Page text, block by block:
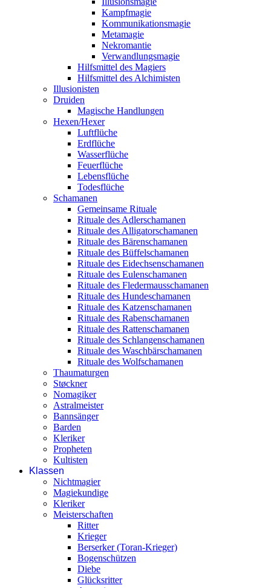
Kampfmagie
Kommunikationsmagie
Metamagie
Nekromantie
Verwandlungsmagie
Hilfsmittel des Magiers
Hilfsmittel des Alchimisten
Illusionisten
Druiden
Magische Handlungen
Hexen/Hexer
Luftflüche
Erdflüche
Wasserflüche
Feuerflüche
Lebensflüche
Todesflüche
Schamanen
Gemeinsame Rituale
Rituale des Adlerschamanen
Rituale des Alligatorschamanen
Rituale des Bärenschamanen
Rituale des Büffelschamanen
Rituale des Eidechsenschamanen
Rituale des Eulenschamanen
Rituale des Fledermausschamanen
Rituale des Hundeschamanen
Rituale des Katzenschamanen
Rituale des Rabenschamanen
Rituale des Rattenschamanen
Rituale des Schlangenschamanen
Rituale des Waschbärschamanen
Rituale des Wolfschamanen
Thaumaturgen
Støckner
Nomagiker
Astralmeister
Bannsänger
Barden
Kleriker
Propheten
Kultisten
Klassen
Nichtmagier
Magiekundige
Kleriker
Meisterschaften
Ritter
Krieger
Berserker (Toran-Krieger)
Bogenschützen
Diebe
Glücksritter